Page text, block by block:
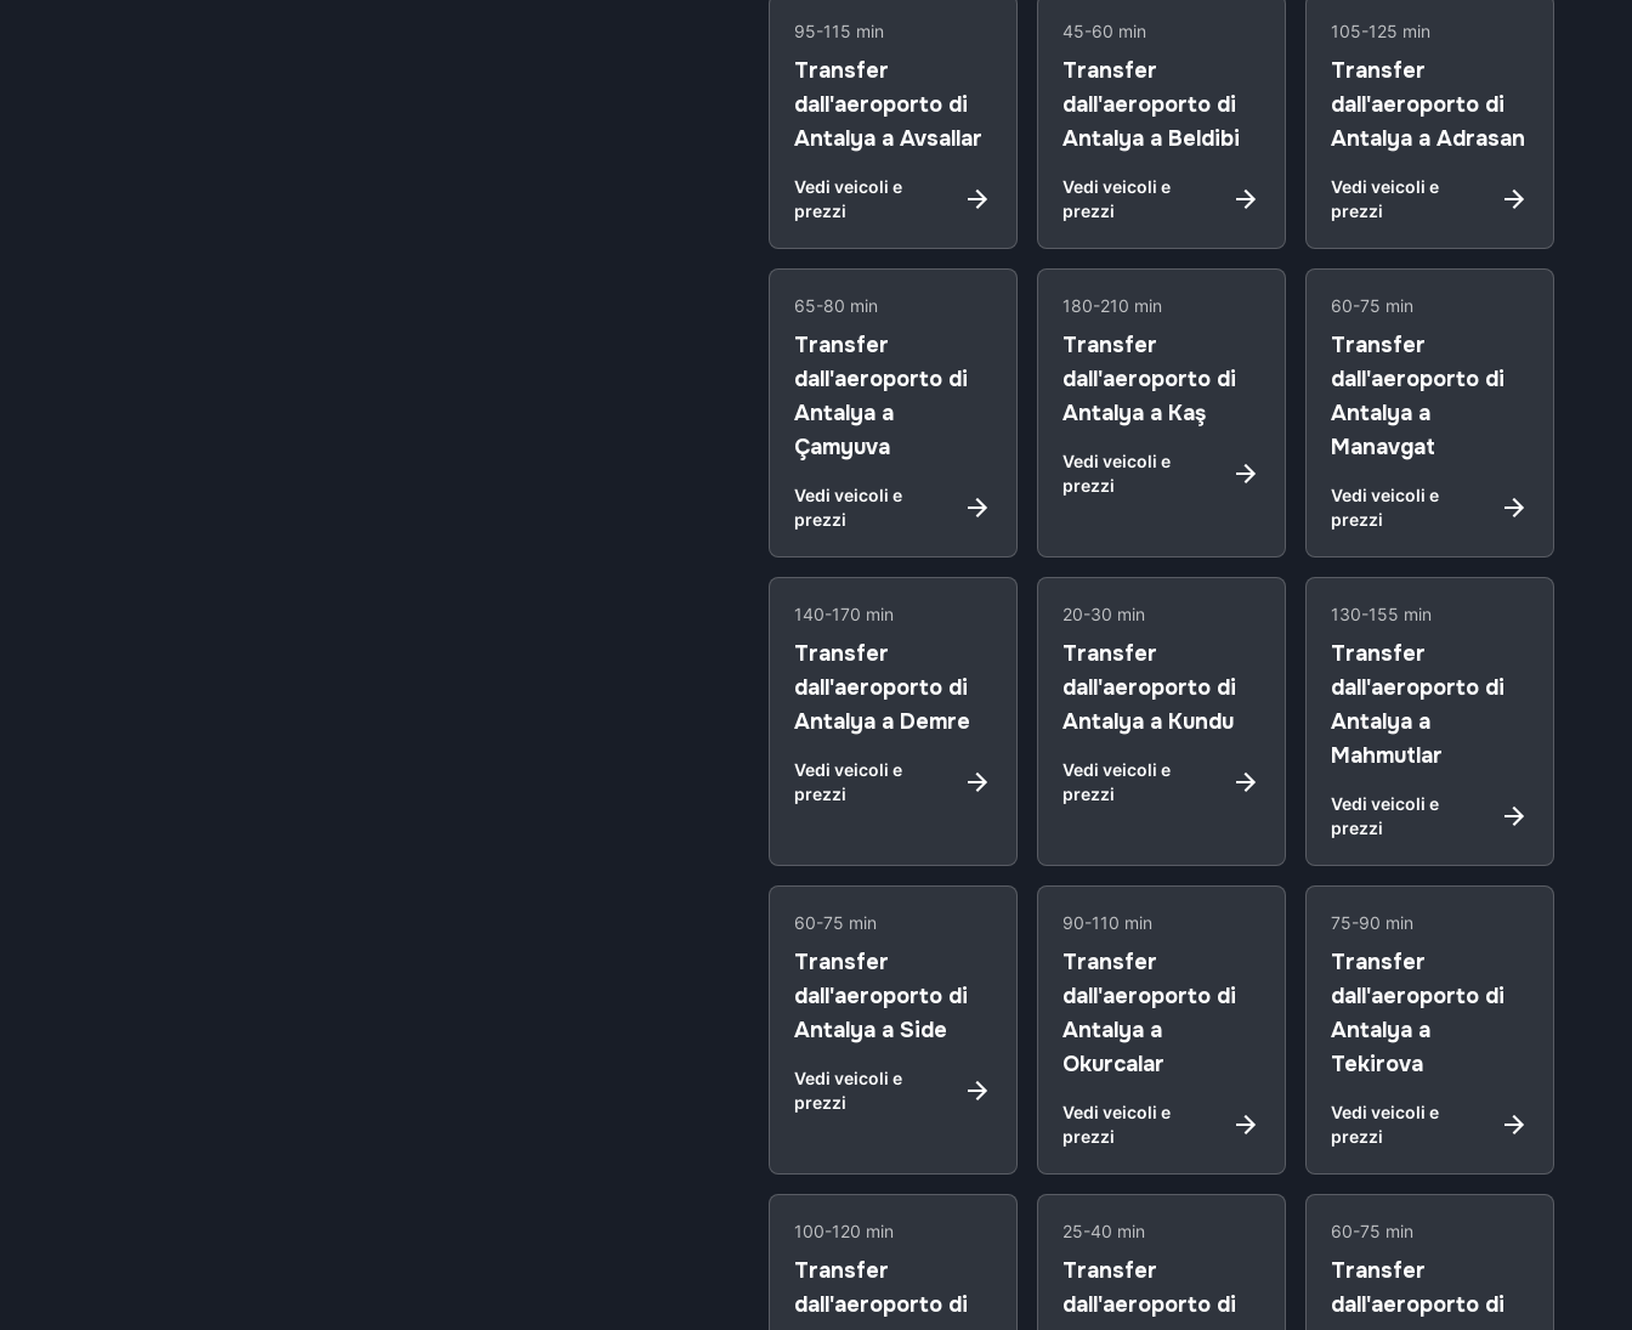
95-115 min
Transfer
dall'aeroporto di
Antalya a Avsallar
Vedi veicoli e
prezzi
45-60 min
Transfer
dall'aeroporto di
Antalya a Beldibi
Vedi veicoli e
prezzi
105-125 min
Transfer
dall'aeroporto di
Antalya a Adrasan
Vedi veicoli e
prezzi
65-80 min
Transfer
dall'aeroporto di
Antalya a
Çamyuva
Vedi veicoli e
prezzi
180-210 min
Transfer
dall'aeroporto di
Antalya a Kaş
Vedi veicoli e
prezzi
60-75 min
Transfer
dall'aeroporto di
Antalya a
Manavgat
Vedi veicoli e
prezzi
140-170 min
Transfer
dall'aeroporto di
Antalya a Demre
Vedi veicoli e
prezzi
20-30 min
Transfer
dall'aeroporto di
Antalya a Kundu
Vedi veicoli e
prezzi
130-155 min
Transfer
dall'aeroporto di
Antalya a
Mahmutlar
Vedi veicoli e
prezzi
60-75 min
Transfer
dall'aeroporto di
Antalya a Side
Vedi veicoli e
prezzi
90-110 min
Transfer
dall'aeroporto di
Antalya a
Okurcalar
Vedi veicoli e
prezzi
75-90 min
Transfer
dall'aeroporto di
Antalya a
Tekirova
Vedi veicoli e
prezzi
100-120 min
Transfer
dall'aeroporto di
25-40 min
Transfer
dall'aeroporto di
60-75 min
Transfer
dall'aeroporto di